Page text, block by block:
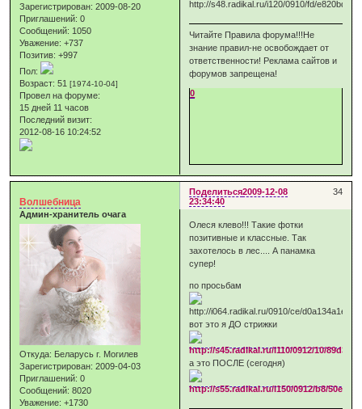
Зарегистрирован: 2009-08-20
Приглашений: 0
Сообщений: 1050
Уважение: +737
Позитив: +997
Пол:
Возраст: 51[1974-10-04]
Провел на форуме:
15 дней 11 часов
Последний визит:
2012-08-16 10:24:52
Читайте Правила форума!!!Не
знание правил-не освобождает от
ответственности! Реклама сайтов и
форумов запрещена!
0
Поделиться 34
2009-12-08
23:34:40
Волшебница
Админ-хранитель очага
Откуда: Беларусь г. Могилев
Зарегистрирован: 2009-04-03
Приглашений: 0
Сообщений: 8020
Уважение: +1730
Олеся клево!!! Такие фотки
позитивные и классные. Так
захотелось в лес.... А панамка
супер!
по просьбам
вот это я ДО стрижки
а это ПОСЛЕ (сегодня)